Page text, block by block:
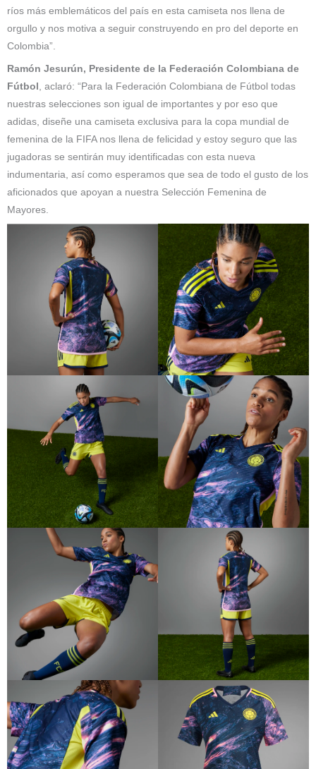
ríos más emblemáticos del país en esta camiseta nos llena de
orgullo y nos motiva a seguir construyendo en pro del deporte en
Colombia”.
Ramón Jesurún, Presidente de la Federación Colombiana de
Fútbol
, aclaró: “Para la Federación Colombiana de Fútbol todas
nuestras selecciones son igual de importantes y por eso que
adidas, diseñe una camiseta exclusiva para la copa mundial de
femenina de la FIFA nos llena de felicidad y estoy seguro que las
jugadoras se sentirán muy identificadas con esta nueva
indumentaria, así como esperamos que sea de todo el gusto de los
aficionados que apoyan a nuestra Selección Femenina de
Mayores.